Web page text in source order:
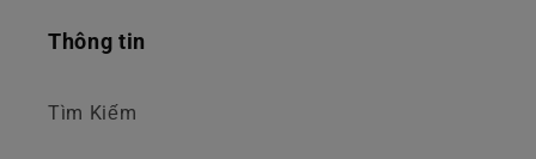
Thông tin
Tìm Kiếm